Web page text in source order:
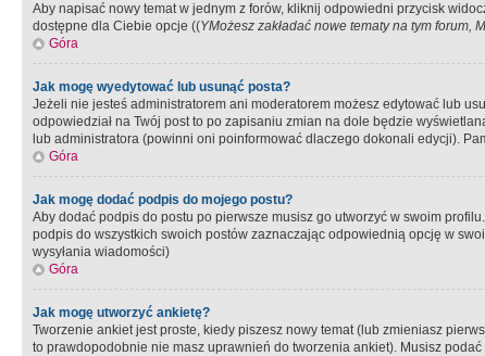
Aby napisać nowy temat w jednym z forów, kliknij odpowiedni przycisk
dostępne dla Ciebie opcje ((YMożesz zakładać nowe tematy na tym forum,
Góra
Jak mogę wyedytować lub usunąć posta?
Jeżeli nie jesteś administratorem ani moderatorem możesz edytować lub
odpowiedział na Twój post to po zapisaniu zmian na dole będzie
lub administratora (powinni oni poinformować dlaczego dokonali edycji).
Góra
Jak mogę dodać podpis do mojego postu?
Aby dodać podpis do postu po pierwsze musisz go utworzyć w swoim
podpis do wszystkich swoich postów zaznaczając odpowiednią opcję w
wysyłania wiadomości)
Góra
Jak mogę utworzyć ankietę?
Tworzenie ankiet jest proste, kiedy piszesz nowy temat (lub zmieniasz
to prawdopodobnie nie masz uprawnień do tworzenia ankiet). Musisz